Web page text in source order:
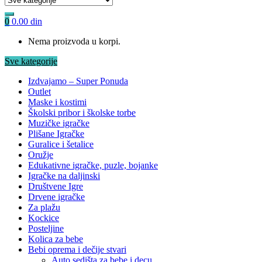
0 0.00 din
Nema proizvoda u korpi.
Sve kategorije
Izdvajamo – Super Ponuda
Outlet
Maske i kostimi
Školski pribor i školske torbe
Muzičke igračke
Plišane Igračke
Guralice i šetalice
Oružje
Edukativne igračke, puzle, bojanke
Igračke na daljinski
Društvene Igre
Drvene igračke
Za plažu
Kockice
Posteljine
Kolica za bebe
Bebi oprema i dečije stvari
Auto sedišta za bebe i decu